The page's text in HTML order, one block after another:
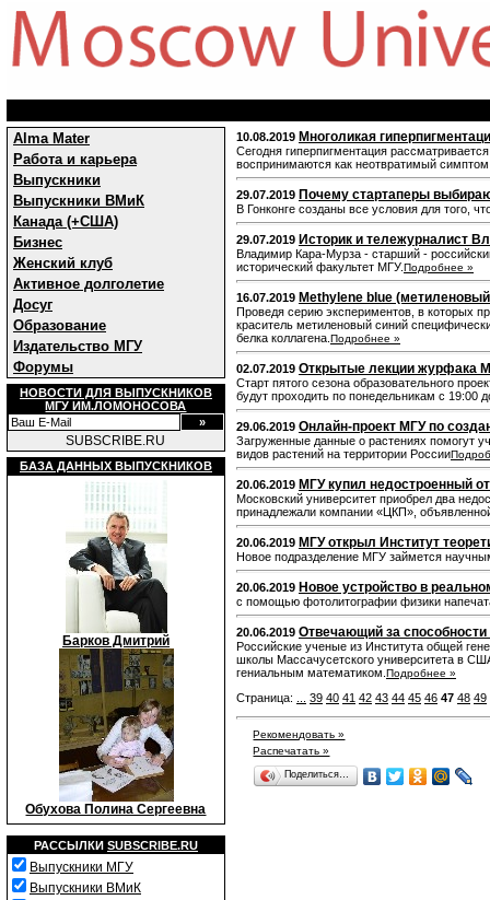
Alma Mater
Работа и карьера
Выпускники
Выпускники ВМиК
Канада (+США)
Бизнес
Женский клуб
Активное долголетие
Досуг
Образование
Издательство МГУ
Форумы
НОВОСТИ ДЛЯ ВЫПУСКНИКОВ
МГУ ИМ.ЛОМОНОСОВА
SUBSCRIBE.RU
БАЗА ДАННЫХ ВЫПУСКНИКОВ
Барков Дмитрий
Обухова Полина Сергеевна
РАССЫЛКИ SUBSCRIBE.RU
Выпускники МГУ
Выпускники ВМиК
10.08.2019 Многоликая
Сегодня гиперпигментация
воспринимаются как неотвратимый
29.07.2019 Почему стартаперы
В Гонконге созданы все условия для того,
29.07.2019 Историк и тележурналист
Владимир Кара-Мурза - старший -
исторический факультет МГУ.Подробнее »
16.07.2019 Methylene blue
Проведя серию экспериментов, в которых
краситель метиленовый синий
белка коллагена. Подробнее »
02.07.2019 Открытые лекции журфака
Старт пятого сезона образовательного
будут проходить по понедельникам с 19:00
29.06.2019 Онлайн-проект МГУ по
Загруженные данные о растениях помогут
видов растений на территории России
20.06.2019 МГУ купил недостроенный
Московский университет приобрел два
принадлежали компании «ЦКП»,
20.06.2019 МГУ открыл Институт
Новое подразделение МГУ займется
20.06.2019 Новое устройство в
с помощью фотолитографии физики
20.06.2019 Отвечающий за
Российские ученые из Института общей
школы Массачусетского университета в
гениальным математиком. Подробнее »
Страница: 39 40 41 42 43 44 45 46 47 48 49
Рекомендовать »
Распечатать »
Поделиться…